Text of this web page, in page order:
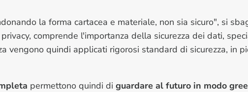
la forma cartacea e materiale, non sia sicuro", si
comprende l'importanza della sicurezza dei dati,
vengono quindi applicati rigorosi standard di sicurezza, in
permettono quindi di guardare al futuro in modo